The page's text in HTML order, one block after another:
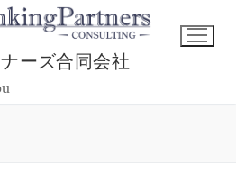
ーズ合同会社